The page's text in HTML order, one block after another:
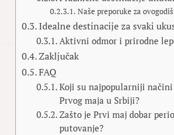
Naše preporuke za
Idealne destinacije za svaki
Aktivni odmor i prirodne
Zaključak
FAQ
Koji su najpopularniji
Prvog maja u Srbiji?
Zašto je Prvi maj dobar
putovanje?